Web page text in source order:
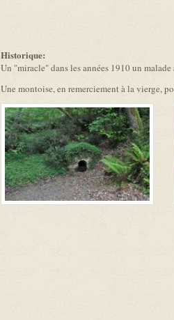
Historique:
Un "miracle" dans les années 1910 un
Une montoise, en remerciement à la vierge,